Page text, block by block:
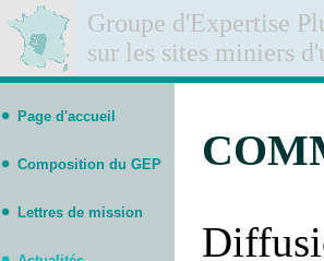
Groupe d'Expertise
sur les sites miniers
Page d'accueil
Composition du GEP
Lettres de mission